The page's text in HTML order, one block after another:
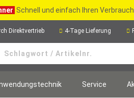
Schnell und einfach Ihren
Direktvertrieb 4-Tage Lieferung
Service